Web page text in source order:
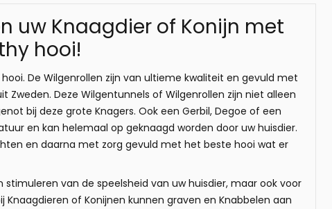
uw Knaagdier of Konijn met
hooi!
De Wilgenrollen zijn van ultieme kwaliteit en gevuld met
Deze Wilgentunnels of Wilgenrollen zijn niet alleen
bij deze grote Knagers. Ook een Gerbil, Degoe of een
en kan helemaal op geknaagd worden door uw huisdier.
en daarna met zorg gevuld met het beste hooi wat er
van de speelsheid van uw huisdier, maar ook voor
of Konijnen kunnen graven en Knabbelen aan